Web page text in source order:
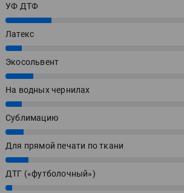
УФ ДТФ
20%
Латекс
7%
Экосольвент
12%
На водных чернилах
7%
Сублимацию
8%
Для прямой печати по ткани
10%
ДТГ («футболочный»)
3%